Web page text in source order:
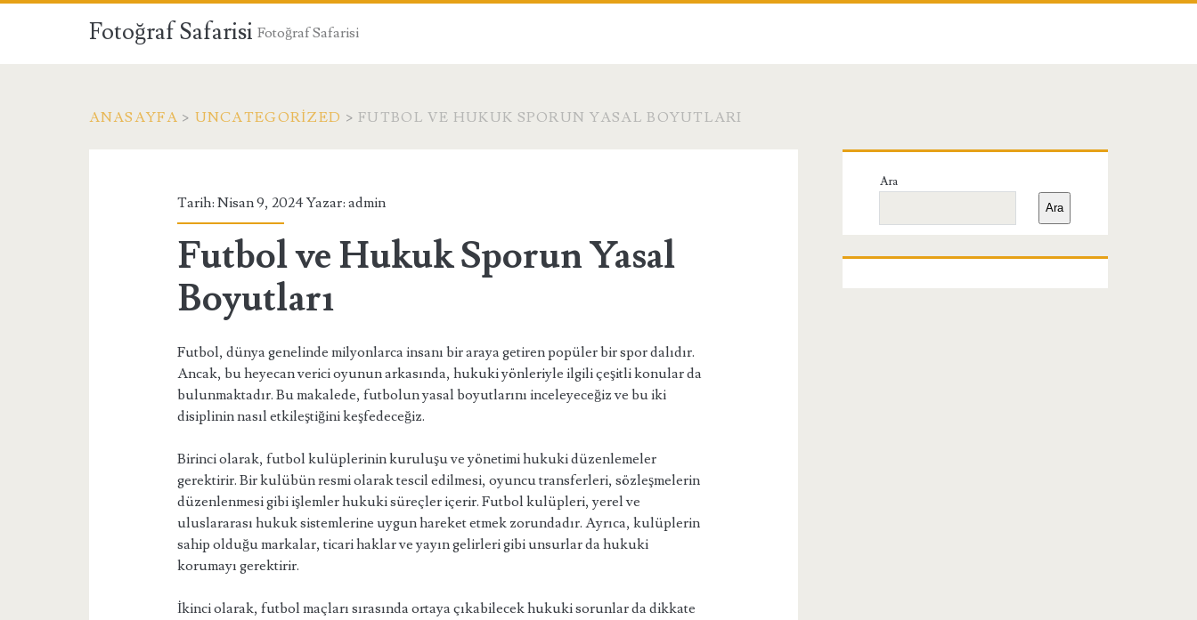
Fotoğraf Safarisi Fotoğraf Safarisi
ANASAYFA > UNCATEGORIZED >FUTBOL VE HUKUK SPORUN YASAL BOYUTLARI
Tarih: Nisan 9, 2024 Yazar:admin
Futbol ve Hukuk Sporun Yasal
Boyutları
Futbol, dünya genelinde milyonlarca insanı bir araya getiren popüler bir spor dalıdır.
Ancak, bu heyecan verici oyunun arkasında, hukuki yönleriyle ilgili çeşitli konular da
bulunmaktadır. Bu makalede, futbolun yasal boyutlarını inceleyeceğiz ve bu iki
disiplinin nasıl etkileştiğini keşfedeceğiz.
Birinci olarak, futbol kulüplerinin kuruluşu ve yönetimi hukuki düzenlemeler
gerektirir. Bir kulübün resmi olarak tescil edilmesi, oyuncu transferleri, sözleşmelerin
düzenlenmesi gibi işlemler hukuki süreçler içerir. Futbol kulüpleri, yerel ve
uluslararası hukuk sistemlerine uygun hareket etmek zorundadır. Ayrıca, kulüplerin
sahip olduğu markalar, ticari haklar ve yayın gelirleri gibi unsurlar da hukuki
korumayı gerektirir.
İkinci olarak, futbol maçları sırasında ortaya çıkabilecek hukuki sorunlar da dikkate
Birincil
Yan
Menü
Ara
Ara